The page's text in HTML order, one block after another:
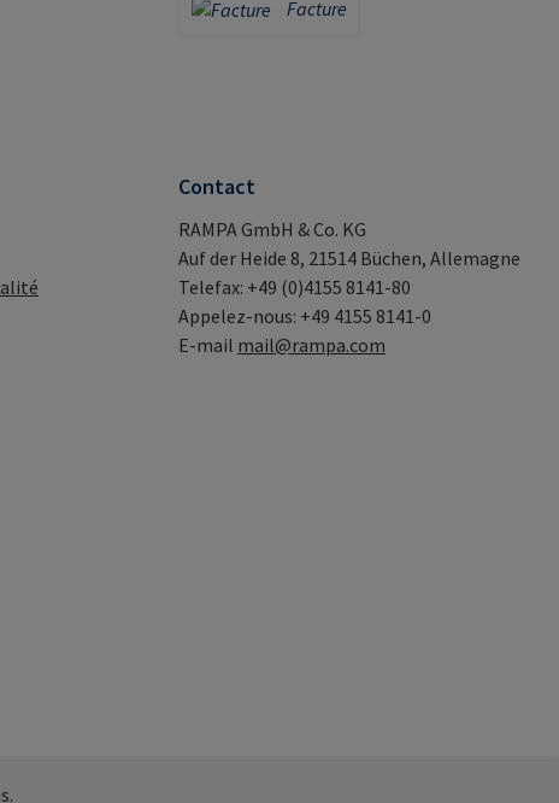
Facture
Contact
RAMPA GmbH & Co. KG
Auf der Heide 8, 21514 Büchen, Allemagne
Telefax: +49 (0)4155 8141-80
Appelez-nous: +49 4155 8141-0
E-mail mail@rampa.com